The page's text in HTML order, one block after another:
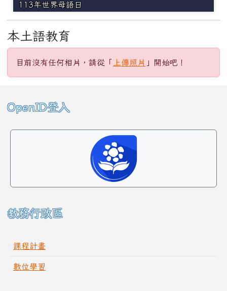
113年世界母語日
本土語教育
目前沒有任何相片，請從「 上傳照片 」開始吧！
左邊區域內容
OpenID登入
教務行政區
課程計畫
數位學習